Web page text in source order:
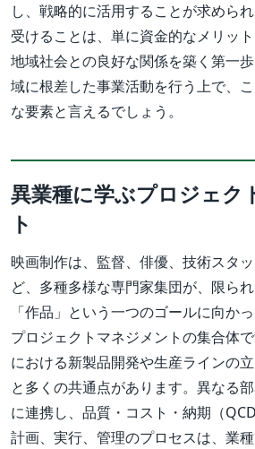
し、戦略的に活用することが求めら
受けることは、単に資金的なメリッ
地域社会との良好な関係を築く第一
域に根差した事業活動を行う上で、
な要素と言えるでしょう。
異業種に学ぶプロジェク
ト
映画制作は、監督、俳優、技術スタ
ど、多種多様な専門家集団が、限ら
「作品」という一つのゴールに向か
プロジェクトマネジメントの集合体
における新製品開発や生産ラインの
と多くの共通点があります。異なる
に連携し、品質・コスト・納期（
計画、実行、管理のプロセスは、業